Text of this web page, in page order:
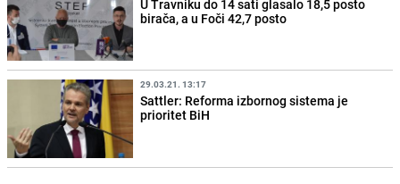
U Travniku do 14 sati glasalo 18,5 posto
birača, a u Foči 42,7 posto
29.03.21. 13:17
Sattler: Reforma izbornog sistema je
prioritet BiH